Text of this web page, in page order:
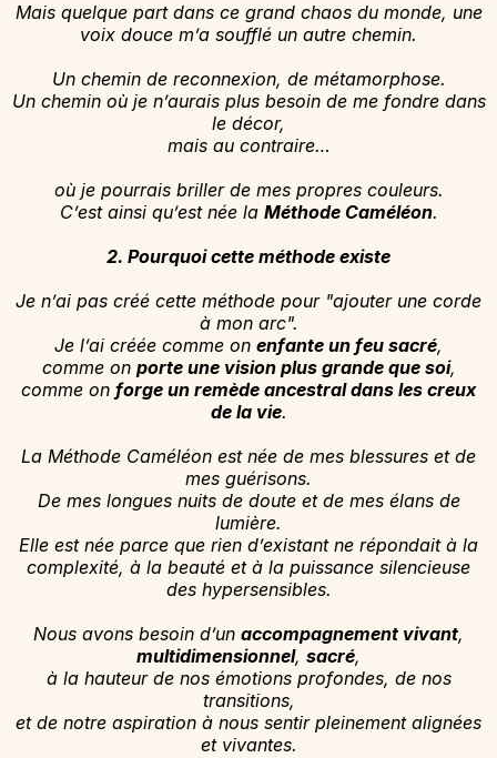
Mais quelque part dans ce grand chaos du monde, une
voix douce m’a soufflé un autre chemin.
Un chemin de reconnexion, de métamorphose.
Un chemin où je n’aurais plus besoin de me fondre dans
le décor,
mais au contraire…
où je pourrais briller de mes propres couleurs.
C’est ainsi qu’est née la Méthode Caméléon.
2. Pourquoi cette méthode existe
Je n’ai pas créé cette méthode pour "ajouter une corde
à mon arc".
Je l’ai créée comme on enfante un feu sacré,
comme on porte une vision plus grande que soi,
comme on forge un remède ancestral dans les creux
de la vie.
La Méthode Caméléon est née de mes blessures et de
mes guérisons.
De mes longues nuits de doute et de mes élans de
lumière.
Elle est née parce que rien d’existant ne répondait à la
complexité, à la beauté et à la puissance silencieuse
des hypersensibles.
Nous avons besoin d’un accompagnement vivant,
multidimensionnel, sacré,
à la hauteur de nos émotions profondes, de nos
transitions,
et de notre aspiration à nous sentir pleinement alignées
et vivantes.